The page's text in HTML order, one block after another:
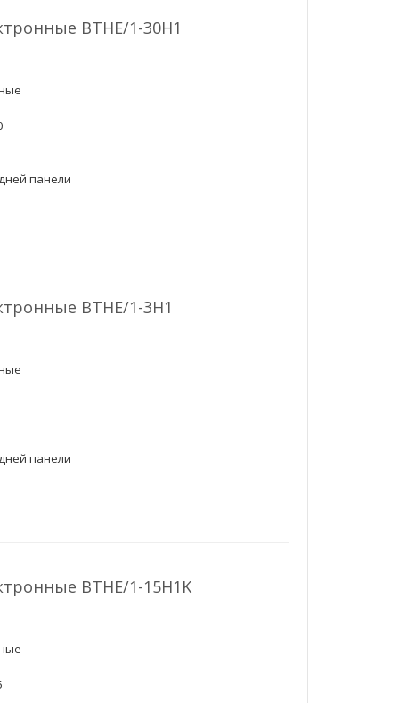
ВТНЕ/1-30H1
панели
ВТНЕ/1-3Н1
панели
ВТНЕ/1-15H1K